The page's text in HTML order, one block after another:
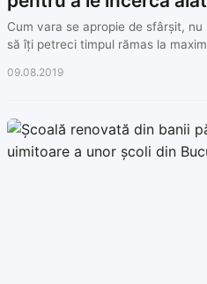
Cum vara se apropie de sfârșit,
să îți petreci timpul rămas la
09.08.2019